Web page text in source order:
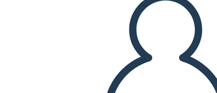
TOISTA DIAESITYS
LUE MINULLE